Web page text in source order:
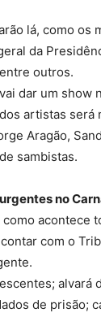
lá, como os
da
outros.
dar um show
artistas
Aragão,
sambistas.
no
acontece
com o
alvará
de prisão;